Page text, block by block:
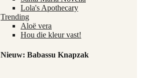
Lola's Apothecary
Trending
Aloë vera
Hou die kleur vast!
Nieuw: Babassu Knapzak